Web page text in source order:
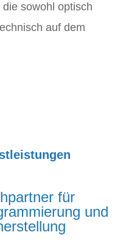
sowohl optisch
auf dem
für
und